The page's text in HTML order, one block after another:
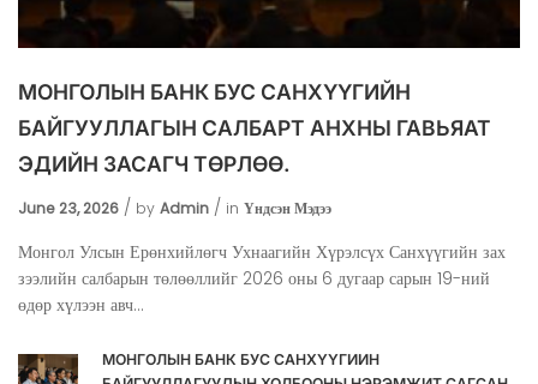
МОНГОЛЫН БАНК БУС САНХҮҮГИЙН
БАЙГУУЛЛАГЫН САЛБАРТ АНХНЫ ГАВЬЯАТ
ЭДИЙН ЗАСАГЧ ТӨРЛӨӨ.
June 23, 2026 by Admin in Үндсэн Мэдээ
Монгол Улсын Ерөнхийлөгч Ухнаагийн Хүрэлсүх Санхүүгийн зах
зээлийн салбарын төлөөллийг 2026 оны 6 дугаар сарын 19-ний
өдөр хүлээн авч...
МОНГОЛЫН БАНК БУС САНХҮҮГИЙН